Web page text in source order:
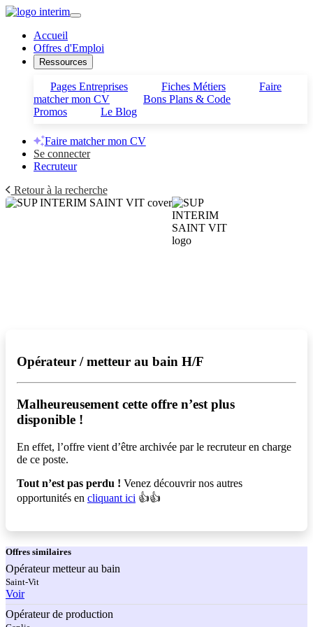
Accueil
Offres d'Emploi
Ressources
Pages Entreprises Fiches Métiers
Faire
matcher mon CV
Bons Plans & Code
Promos
Le Blog
Faire matcher mon CV
Se connecter
Recruteur
Retour à la recherche
Opérateur / metteur au bain H/F
Malheureusement cette offre n’est plus
disponible !️
En effet, l’offre vient d’être archivée par le recruteur en charge
de ce poste.
Tout n’est pas perdu ! Venez découvrir nos autres
opportunités en cliquant ici 👍👍
Offres similaires
Opérateur metteur au bain
Saint-Vit
Voir
Opérateur de production